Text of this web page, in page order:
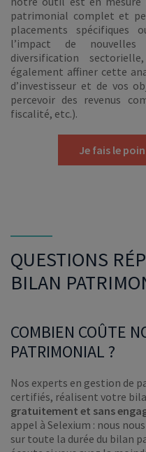
patrimonial complet et
placements spécifiques
l’impact de
diversification
également affiner cette
d’investisseur et de vos
percevoir des revenus
fiscalité, etc.).
Je fais le
QUESTIONS
BILAN
COMBIEN COÛTE
PATRIMONIAL ?
Nos experts en gestion de
certifiés, réalisent votre
gratuitement et sans
appel à Selexium : nous
sur toute la durée du bilan